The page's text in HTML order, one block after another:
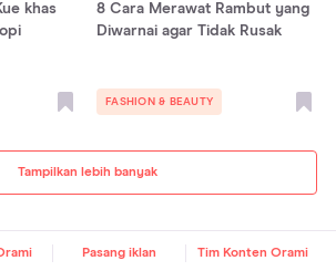
Tampilkan lebih banyak
khas
8 Cara Merawat Rambut yang
Diwarnai agar Tidak Rusak
FASHION & BEAUTY
Pasang iklan Tim Konten Orami